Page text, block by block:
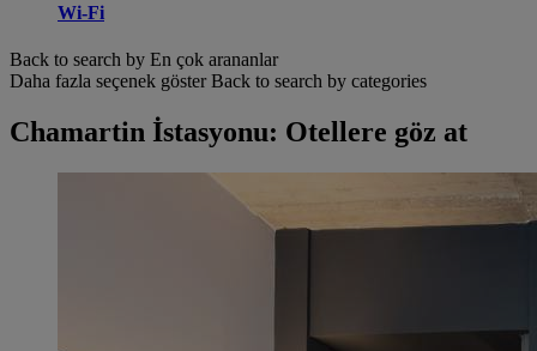
Wi-Fi
Back to search by En çok arananlar
Daha fazla seçenek göster Back to search by categories
Chamartin İstasyonu: Otellere göz at